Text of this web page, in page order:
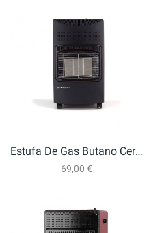
Estufa De Gas Butano Cerámica Orbegozo HCE 73
69,00 €